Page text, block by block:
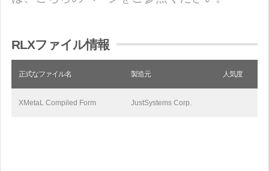
RLXファイル情報
正式なファイル名 製造元 人気度
XMetaL Compiled Form JustSystems Corp.